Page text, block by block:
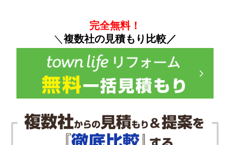
完全無料！
＼複数社の見積もり比較／